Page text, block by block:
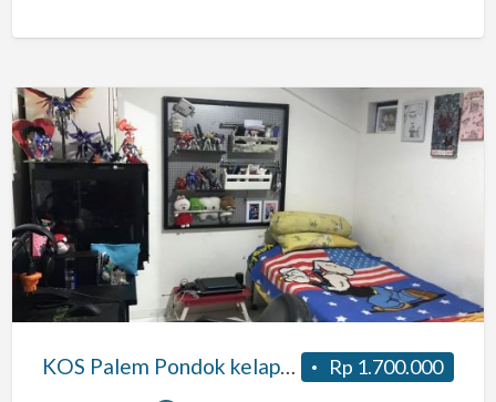
KOS
Palem
Pondok
kelapa
Jakarta
Timur
Rp 1.700.000
KOS Palem Pondok kelapa Jakarta Timur